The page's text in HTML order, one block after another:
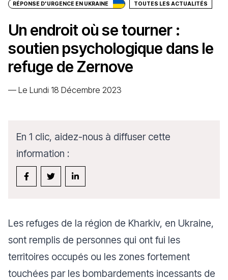
RÉPONSE D'URGENCE EN UKRAINE TOUTES LES ACTUALITÉS
Un endroit où se tourner :
soutien psychologique dans le
refuge de Zernove
— Le Lundi 18 Décembre 2023
En 1 clic, aidez-nous à diffuser cette
information :
Les refuges de la région de Kharkiv, en Ukraine,
sont remplis de personnes qui ont fui les
territoires occupés ou les zones fortement
touchées par les bombardements incessants de